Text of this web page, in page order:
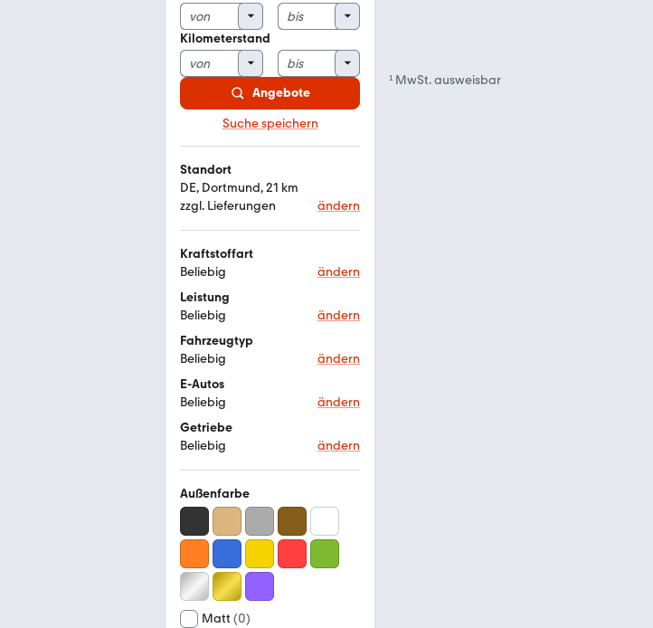
Kilometerstand
Angebote
Suche speichern
Standort
DE, Dortmund, 21 km
zzgl. Lieferungen
ändern
Kraftstoffart
Beliebig
ändern
Leistung
Beliebig
ändern
Fahrzeugtyp
Beliebig
ändern
E-Autos
Beliebig
ändern
Getriebe
Beliebig
ändern
Außenfarbe
Matt (0)
¹MwSt. ausweisbar